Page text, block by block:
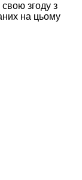
згоду з
на цьому